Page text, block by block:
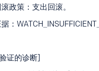
政策：支出回滚。
：
证的诊断]